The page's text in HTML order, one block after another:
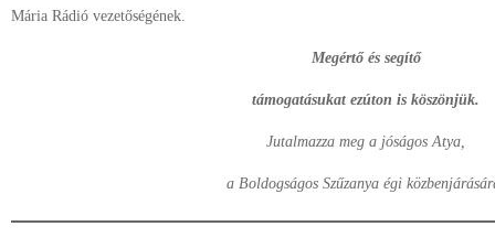
Mária Rádió vezetőségének.
Megértő és segítő
támogatásukat ezúton is köszönjük.
Jutalmazza meg a jóságos Atya,
a Boldogságos Szűzanya égi